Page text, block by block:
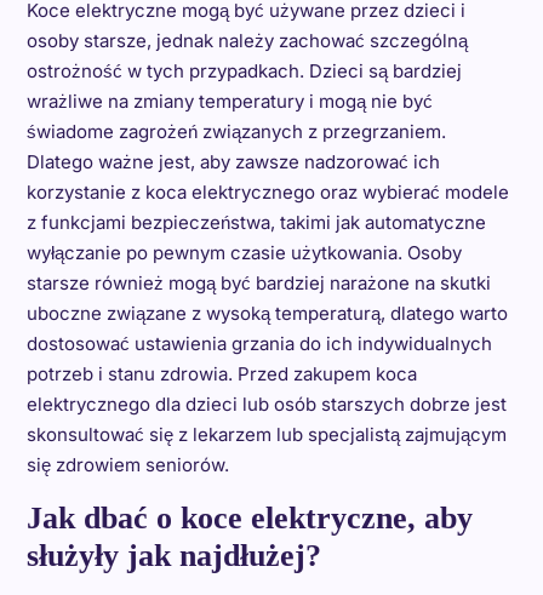
Koce elektryczne mogą być używane przez dzieci i
osoby starsze, jednak należy zachować szczególną
ostrożność w tych przypadkach. Dzieci są bardziej
wrażliwe na zmiany temperatury i mogą nie być
świadome zagrożeń związanych z przegrzaniem.
Dlatego ważne jest, aby zawsze nadzorować ich
korzystanie z koca elektrycznego oraz wybierać modele
z funkcjami bezpieczeństwa, takimi jak automatyczne
wyłączanie po pewnym czasie użytkowania. Osoby
starsze również mogą być bardziej narażone na skutki
uboczne związane z wysoką temperaturą, dlatego warto
dostosować ustawienia grzania do ich indywidualnych
potrzeb i stanu zdrowia. Przed zakupem koca
elektrycznego dla dzieci lub osób starszych dobrze jest
skonsultować się z lekarzem lub specjalistą zajmującym
się zdrowiem seniorów.
Jak dbać o koce elektryczne, aby
służyły jak najdłużej?